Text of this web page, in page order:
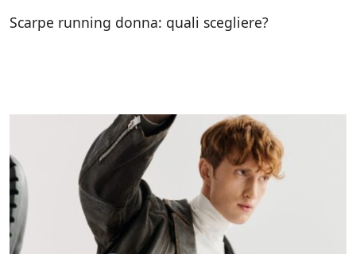
Scarpe running donna: quali scegliere?